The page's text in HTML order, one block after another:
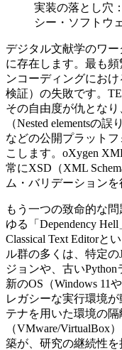
実装の落とし穴
シー・ソフトウ
デジタル文献学のワ
に存在します。最も
ンコーディングにお
検証）の失敗です。
その自由度が仇とな
（Nested elementsの
などの公開プラット
こします。oXygen
常にXSD（XML
ム・バリデーションを
もう一つの致命的な
ゆる「Dependency
Classical Text Editorと
ル群の多くは、特定の
ジョンや、古い
新のOS（Windows 11
レガシーな実行環境
テナを用いた環境の
（VMware/VirtualBox
築が、研究の継続性を